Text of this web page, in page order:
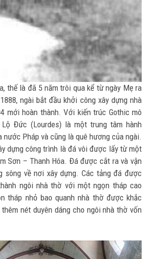
thế là đã 5 năm trôi qua kể từ ngày Mẹ ra
ngài bắt đầu khởi công xây dựng nhà
mới hoàn thành. Với kiến trúc Gothic mô
Đức (Lourdes) là một trung tâm hành
Pháp và cũng là quê hương của ngài.
dựng công trình là đá vôi được lấy từ một
Sơn – Thanh Hóa. Đá được cắt ra và vận
sông về nơi xây dựng. Các tảng đá được
ngôi nhà thờ với một ngọn tháp cao
tháp nhỏ bao quanh nhà thờ được khắc
nét duyên dáng cho ngôi nhà thờ vốn